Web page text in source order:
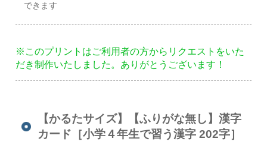
できます
※このプリントはご利用者の方からリクエストをいた
だき制作いたしました。ありがとうございます！
【かるたサイズ】【ふりがな無し】漢字
カード［小学４年生で習う漢字 202字］